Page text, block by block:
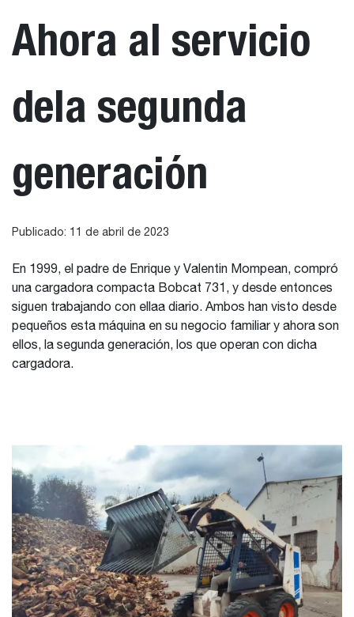
Ahora al servicio
dela segunda
generación
Publicado: 11 de abril de 2023
En 1999, el padre de Enrique y Valentin Mompean, compró
una cargadora compacta Bobcat 731, y desde entonces
siguen trabajando con ellaa diario. Ambos han visto desde
pequeños esta máquina en su negocio familiar y ahora son
ellos, la segunda generación, los que operan con dicha
cargadora.